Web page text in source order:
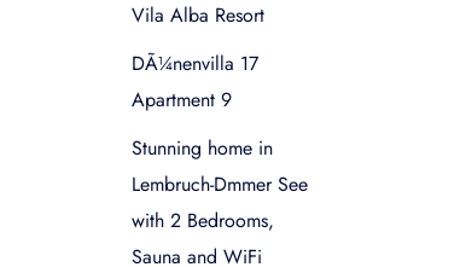
Vila Alba Resort
DÃ¼nenvilla 17
Apartment 9
Stunning home in
Lembruch-Dmmer See
with 2 Bedrooms,
Sauna and WiFi